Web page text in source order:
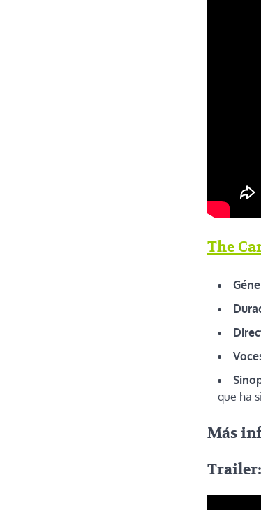
The
que ha
Más
Trailer: